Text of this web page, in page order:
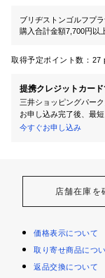
ブリヂストンゴルフプ
購入合計金額7,700円以
取得予定ポイント数： 27
提携クレジットカー
三井ショッピングパー
お申し込み完了後、最
今すぐお申し込み
店舗在庫を
価格表示について
取り寄せ商品につ
返品交換について